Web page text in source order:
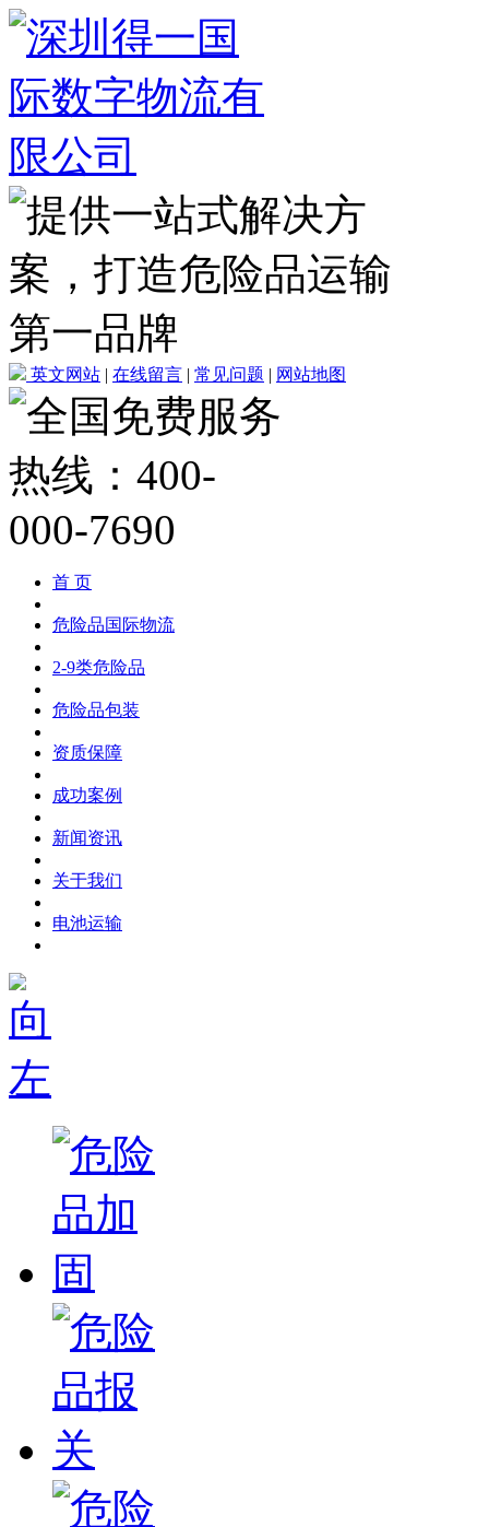
英文网站 | 在线留言 | 常见问题 | 网站地图
首 页
危险品国际物流
2-9类危险品
危险品包装
资质保障
成功案例
新闻资讯
关于我们
电池运输